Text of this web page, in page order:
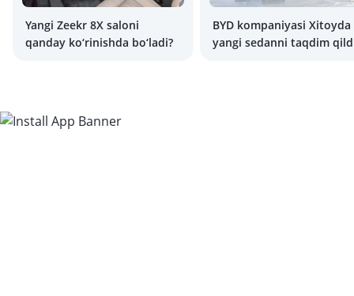
Yangi Zeekr 8X saloni
qanday ko‘rinishda bo‘ladi?
BYD kompaniyasi Xitoyda
yangi sedanni taqdim